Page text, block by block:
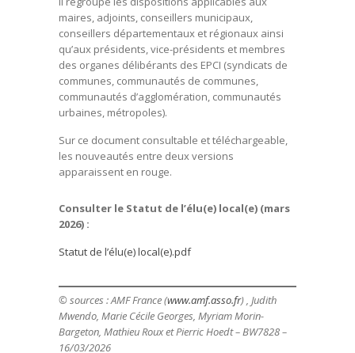
maires, adjoints, conseillers municipaux,
conseillers départementaux et régionaux ainsi
qu’aux présidents, vice-présidents et membres
des organes délibérants des EPCI (syndicats de
communes, communautés de communes,
communautés d’agglomération, communautés
urbaines, métropoles).
Sur ce document consultable et téléchargeable,
les nouveautés entre deux versions
apparaissent en rouge.
Consulter le Statut de l’élu(e) local(e) (mars
2026) :
Statut de l’élu(e) local(e).pdf
© sources : AMF France (www.amf.asso.fr) , Judith
Mwendo, Marie Cécile Georges, Myriam Morin-
Bargeton, Mathieu Roux et Pierric Hoedt – BW7828 –
16/03/2026